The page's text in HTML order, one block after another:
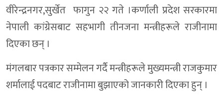
वीरेन्द्रनगर,सुर्खेत फागुन २२ गते ।कर्णाली प्रदेश सरकारमा
नेपाली कांग्रेसबाट सहभागी तीनजना मन्त्रीहरूले राजीनामा
दिएका छन् ।
मंगलबार पत्रकार सम्मेलन गर्दै मन्त्रीहरूले मुख्यमन्त्री राजकुमार
शर्मालाई पदबाट राजीनामा बुझाएको जानकारी दिएका हुन् ।